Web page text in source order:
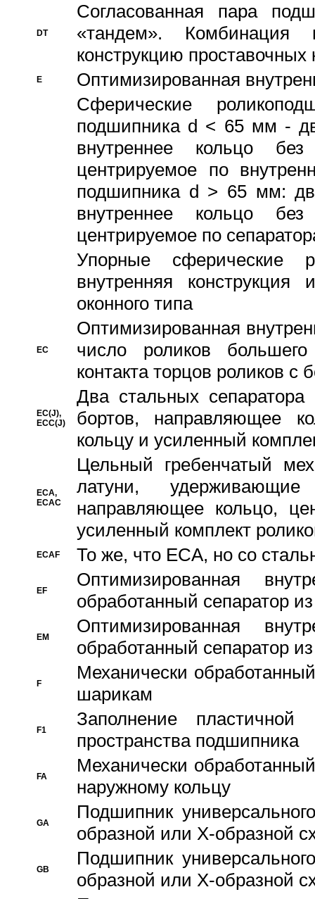
DT
Согласованная пара
«тандем».
конструкцию проставочных
E
Оптимизированная
Сферические
подшипника d < 65 мм -
внутреннее кольцо
центрируемое по
подшипника d > 65 мм:
внутреннее кольцо
центрируемое по
Упорные сферические
внутренняя
оконного типа
EC
Oптимизированная
число роликов
контакта торцов роликов с
EC(J),
ECC(J)
Два стальных сепаратора
бортов, направляющее
кольцу и усиленный
ECA,
ECAC
Цельный гребенчатый
латуни,
направляющее кольцо,
усиленный комплект
ECAF То же, что ECA, но со
EF
Оптимизированная
обработанный сепаратор
EM
Оптимизированная
обработанный сепаратор
F
Механически
шарикам
F1
Заполнение
пространства подшипника
FA
Механически
наружному кольцу
GA
Подшипник
образной или Х-образной
GB
Подшипник
образной или Х-образной